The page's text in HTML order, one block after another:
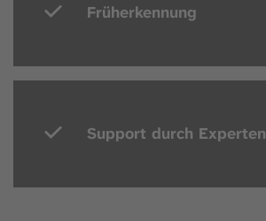
Früherkennung
Support durch Experten